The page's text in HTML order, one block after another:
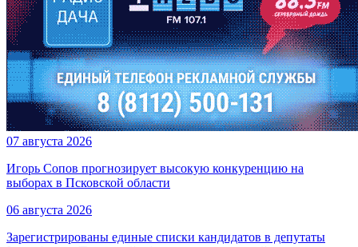
07 августа 2026
Игорь Сопов прогнозирует высокую конкуренцию на
выборах в Псковской области
06 августа 2026
Зарегистрированы единые списки кандидатов в депутаты